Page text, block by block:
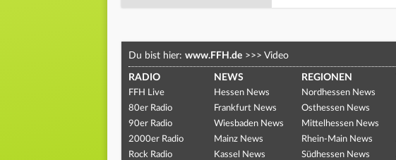
Du bist hier: www.FFH.de >>> Video
RADIO
FFH Live
80er Radio
90er Radio
2000er Radio
Rock Radio
NEWS
Hessen News
Frankfurt News
Wiesbaden News
Mainz News
Kassel News
REGIONEN
Nordhessen News
Osthessen News
Mittelhessen News
Rhein-Main News
Südhessen News